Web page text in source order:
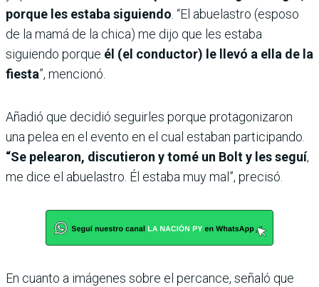
porque les estaba siguiendo. “El abuelastro (esposo
de la mamá de la chica) me dijo que les estaba
siguiendo porque él (el conductor) le llevó a ella de la
fiesta”, mencionó.
Añadió que decidió seguirles porque protagonizaron
una pelea en el evento en el cual estaban participando.
“Se pelearon, discutieron y tomé un Bolt y les seguí,
me dice el abuelastro. Él estaba muy mal”, precisó.
En cuanto a imágenes sobre el percance, señaló que